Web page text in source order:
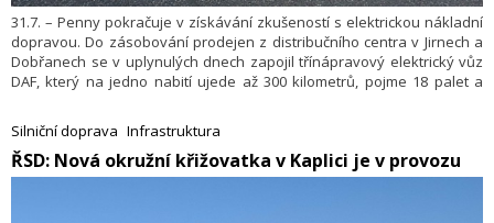
31.7. – Penny pokračuje v získávání zkušeností s elektrickou nákladní
dopravou. Do zásobování prodejen z distribučního centra v Jirnech a
Dobřanech se v uplynulých dnech zapojil třínápravový elektrický vůz
DAF, který na jedno nabití ujede až 300 kilometrů, pojme 18 palet a
společnosti zaměřené na udržitelnější a ekologičtější provoz a
modernizaci obchodní sítě po celé České republice.
Silniční doprava Infrastruktura
​ŘSD: Nová okružní křižovatka v Kaplici je v provozu